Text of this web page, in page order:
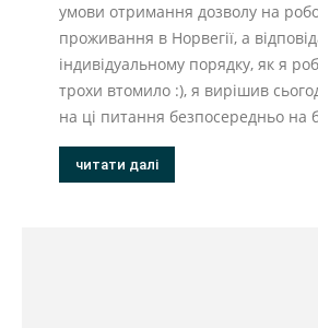
умови отримання дозволу на
проживання в Норвегії, а
індивідуальному порядку, як я
трохи втомило :), я вирішив
на ці питання безпосередньо на
читати далі